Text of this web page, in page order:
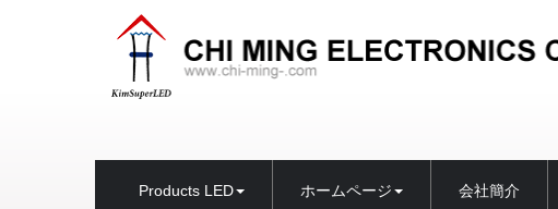
Products LED ホームページ 会社簡介